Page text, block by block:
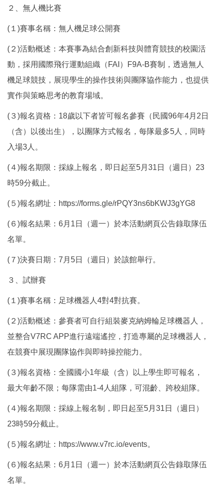
２、無人機比賽
(１)賽事名稱：無人機足球公開賽
(２)活動概述：本賽事為結合創新科技與體育競技的校園活
動，採用國際飛行運動組織（FAI）F9A-B賽制，透過無人
機足球競技，展現學生的操作技術與團隊協作能力，也提供
實作與策略思考的教育場域。
(３)報名資格：18歲以下者皆可報名參賽（民國96年4月2日
（含）以後出生），以團隊方式報名，每隊最多5人，同時
入場3人。
(４)報名期限：採線上報名，即日起至5月31日（週日）23
時59分截止。
(５)報名網址：https://forms.gle/rPQY3ns6bKWJ3gYG8
(６)報名結果：6月1日（週一）於本活動網頁公告錄取隊伍
名單。
(７)決賽日期：7月5日（週日）於該館舉行。
３、試辦賽
(１)賽事名稱：足球機器人4對4對抗賽。
(２)活動概述：參賽者可自行組裝麥克納姆輪足球機器人，
並整合V7RC APP進行遠端遙控，打造專屬的足球機器人，
在競賽中展現團隊協作與即時操控能力。
(３)報名資格：全國國小1年級（含）以上學生即可報名，
最大年齡不限；每隊需由1-4人組隊，可混齡、跨校組隊。
(４)報名期限：採線上報名制，即日起至5月31日（週日）
23時59分截止。
(５)報名網址：https://www.v7rc.io/events。
(６)報名結果：6月1日（週一）於本活動網頁公告錄取隊伍
名單。